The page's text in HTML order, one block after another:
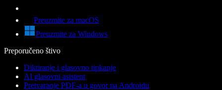
Preuzmite za macOS
Preuzmite za Windows
Preporučeno štivo
Diktiranje i glasovno tipkanje
AI glasovni asistent
Pretvaranje PDF-a u govor na Androidu